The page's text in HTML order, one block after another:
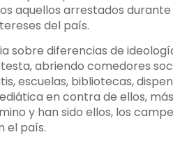
aquellos arrestados
del país.
sobre diferencias de
abriendo comedores
escuelas, bibliotecas,
en contra de ellos,
y han sido ellos, los
el país.